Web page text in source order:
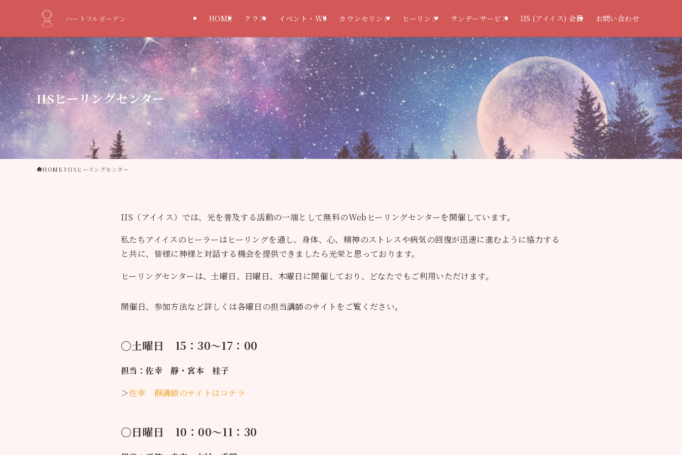
ハートフルガーデン HOME クラス イベント・WS カウンセリング ヒーリング サンデーサービス IIS (アイイス) 会員 お問い合わせ
IISヒーリングセンター
HOME IISヒーリングセンター
IIS（アイイス）では、光を普及する活動の一端として無料のWebヒーリングセンターを開催しています。
私たちアイイスのヒーラーはヒーリングを通し、身体、心、精神のストレスや病気の回復が迅速に進むように協力する
と共に、皆様に神様と対話する機会を提供できましたら光栄と思っております。
ヒーリングセンターは、土曜日、日曜日、木曜日に開催しており、どなたでもご利用いただけます。
開催日、参加方法など詳しくは各曜日の担当講師のサイトをご覧ください。
〇土曜日 15：30〜17：00
担当：佐幸 靜・宮本 桂子
＞佐幸 靜講師のサイトはコチラ
〇日曜日 10：00〜11：30